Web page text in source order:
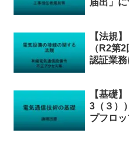
届出」
【法規
（R2第
認証業
【基礎
3（３）
プフロ